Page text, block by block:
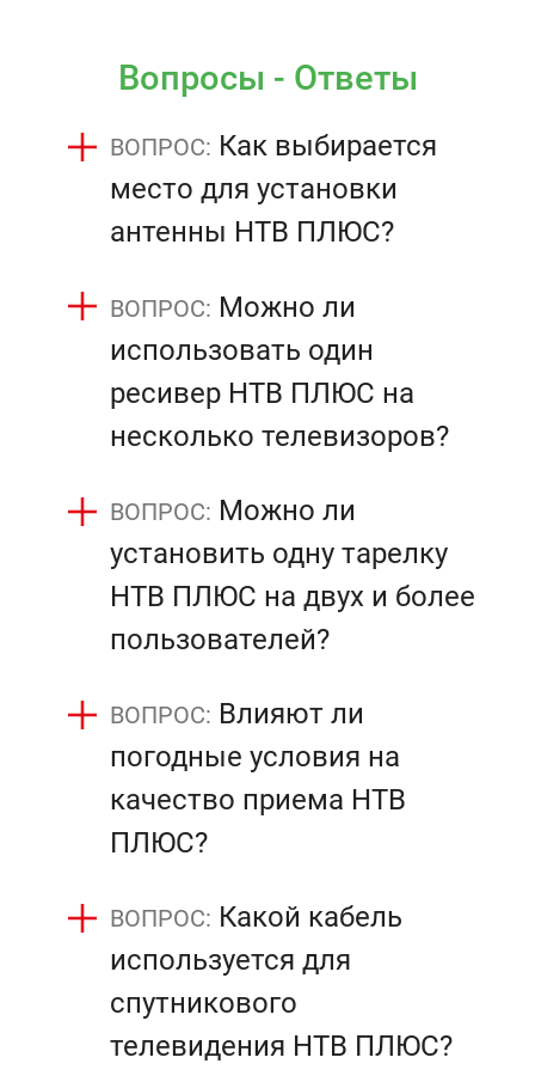
Вопросы - Ответы
Как выбирается
место для установки
антенны НТВ ПЛЮС?
Можно ли
использовать один
ресивер НТВ ПЛЮС на
несколько телевизоров?
Можно ли
установить одну тарелку
НТВ ПЛЮС на двух и более
пользователей?
Влияют ли
погодные условия на
качество приема НТВ
ПЛЮС?
Какой кабель
используется для
спутникового
телевидения НТВ ПЛЮС?